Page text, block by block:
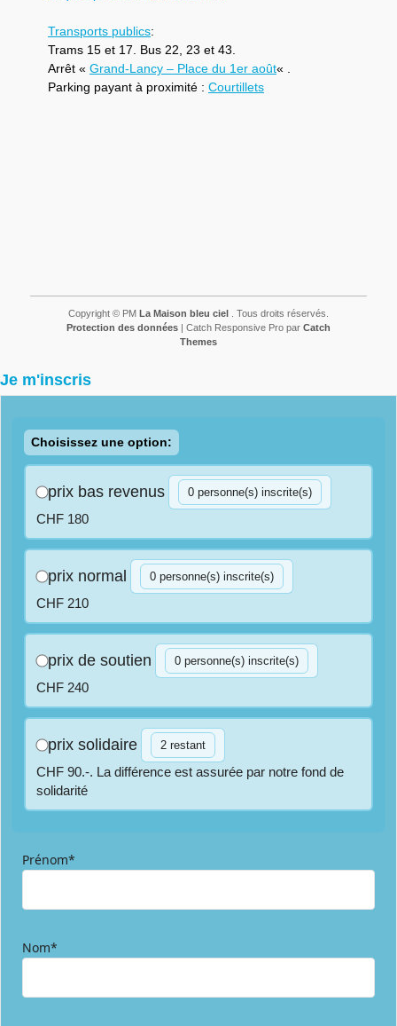
Transports publics:
Trams 15 et 17. Bus 22, 23 et 43.
Arrêt « Grand-Lancy – Place du 1er août« .
Parking payant à proximité : Courtillets
Copyright © PM La Maison bleu ciel
. Tous droits réservés.
Protection des données | Catch Responsive Pro par Catch
Themes
Je m'inscris
Choisissez une option:
prix bas revenus 0 personne(s) inscrite(s)
CHF 180
prix normal 0 personne(s) inscrite(s)
CHF 210
prix de soutien 0 personne(s) inscrite(s)
CHF 240
prix solidaire 2 restant
CHF 90.-. La différence est assurée par notre fond de
solidarité
Prénom*
Nom*